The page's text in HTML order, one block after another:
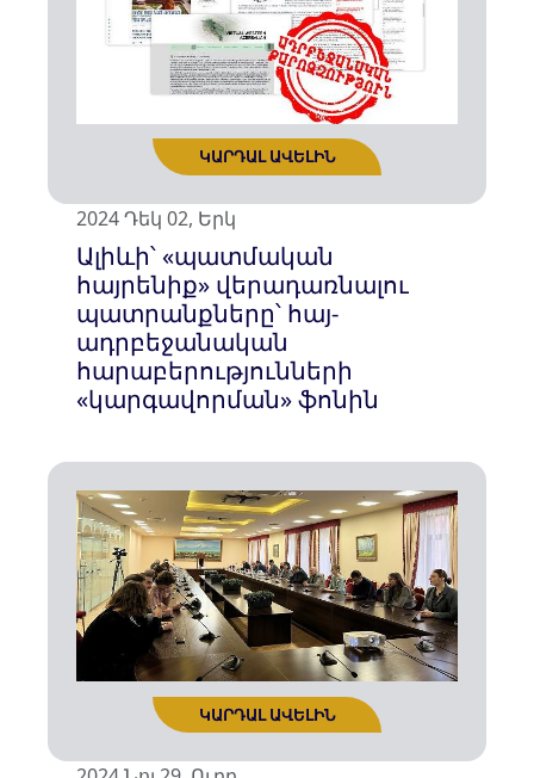
ԿԱՐԴԱԼ ԱՎԵԼԻՆ
2024 Դեկ 02, Երկ
Ալիևի՝ «պատմական
հայրենիք» վերադառնալու
պատրանքները՝ հայ-
ադրբեջանական
հարաբերությունների
«կարգավորման» ֆոնին